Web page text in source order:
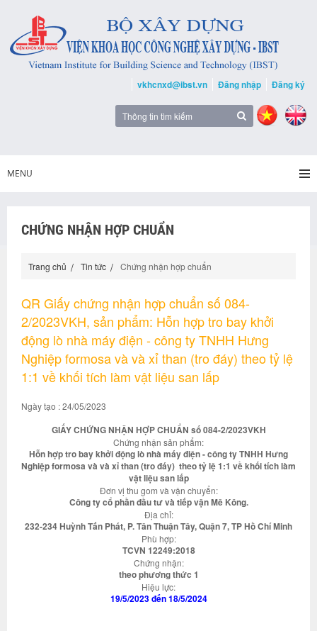
vkhcnxd@ibst.vn Đăng nhập Đăng ký
MENU
CHỨNG NHẬN HỢP CHUẨN
Trang chủ Tin tức Chứng nhận hợp chuẩn
QR Giấy chứng nhận hợp chuẩn số 084-
2/2023VKH, sản phẩm: Hỗn hợp tro bay khởi
động lò nhà máy điện - công ty TNHH Hưng
Nghiệp formosa và và xỉ than (tro đáy) theo tỷ lệ
1:1 về khối tích làm vật liệu san lấp
Ngày tạo : 24/05/2023
GIẤY CHỨNG NHẬN HỢP CHUẨN số 084-2/2023VKH
Chứng nhận sản phẩm:
Hỗn hợp tro bay khởi động lò nhà máy điện - công ty TNHH Hưng
Nghiệp formosa và và xỉ than (tro đáy) theo tỷ lệ 1:1 về khối tích làm
vật liệu san lấp
Đơn vị thu gom và vận chuyển:
Công ty cổ phần đầu tư và tiếp vận Mê Kông.
Địa chỉ:
232-234 Huỳnh Tấn Phát, P. Tân Thuận Tây, Quận 7, TP Hồ Chí Minh
Phù hợp:
TCVN 12249:2018
Chứng nhận:
theo phương thức 1
Hiệu lực:
19/5/2023 đến 18/5/2024